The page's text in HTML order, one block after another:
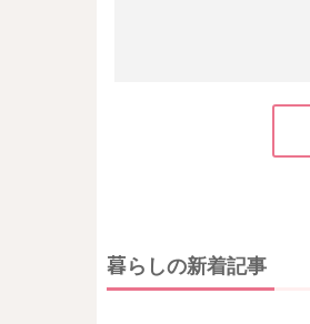
暮らしの新着記事